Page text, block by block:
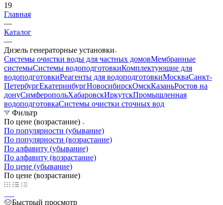
19
Главная
—
Каталог
—
Дизель генераторные установки
Системы очистки воды для частных домовМембранные
системыСистемы водоподготовкиКомплектующие для
водоподготовкиРеагенты для водоподготовкиМоскваСанкт-
ПетербургЕкатеринбургНовосибирскОмскКазаньРостов на
донуСимферопольХабаровскИркутскПромышленная
водоподготовкаСистемы очистки сточных вод
Фильтр
По цене (возрастание)
По популярности (убывание)
По популярности (возрастание)
По алфавиту (убывание)
По алфавиту (возрастание)
По цене (убывание)
По цене (возрастание)
Быстрый просмотр